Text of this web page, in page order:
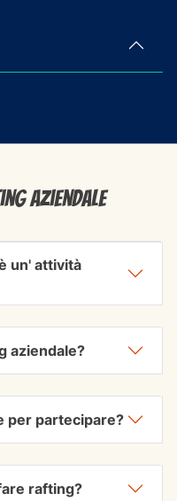
aziendale
un' attività
aziendale?
per partecipare?
rafting?